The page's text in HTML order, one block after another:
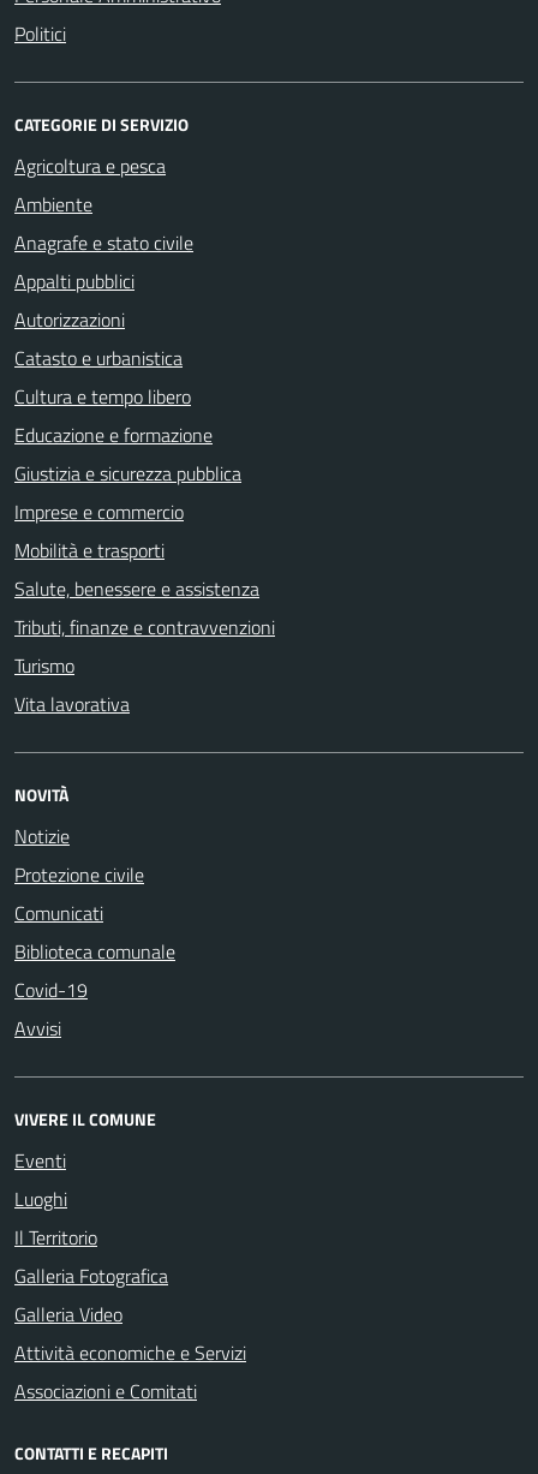
Politici
CATEGORIE DI SERVIZIO
Agricoltura e pesca
Ambiente
Anagrafe e stato civile
Appalti pubblici
Autorizzazioni
Catasto e urbanistica
Cultura e tempo libero
Educazione e formazione
Giustizia e sicurezza pubblica
Imprese e commercio
Mobilità e trasporti
Salute, benessere e assistenza
Tributi, finanze e contravvenzioni
Turismo
Vita lavorativa
NOVITÀ
Notizie
Protezione civile
Comunicati
Biblioteca comunale
Covid-19
Avvisi
VIVERE IL COMUNE
Eventi
Luoghi
Il Territorio
Galleria Fotografica
Galleria Video
Attività economiche e Servizi
Associazioni e Comitati
CONTATTI E RECAPITI